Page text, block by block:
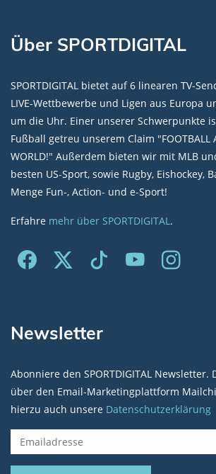
Über SPORTDIGITAL
SPORTDIGITAL bietet auf 6 linearen TV-
LIVE-Wettbewerbe und Ligen aus Europa
um die Uhr. Einer unserer Schwerpunkte
Fußball getreu unserem Claim "FOOTBALL
WORLD!" Außerdem bieten wir mit MLB
besten US-Sport, sowie Rugby, Eishockey,
Menge Fun-, Action- und e-Sport!
Erfahre mehr über SPORTDIGITAL.
Newsletter
Abonniere den SPORTDIGITAL Newsletter.
über den Email-Marketingplattform
hierzu auch unsere Datenschutzerklärung